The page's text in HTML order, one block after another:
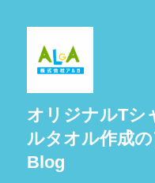
オリジナルTシ
ルタオル作成
Blog